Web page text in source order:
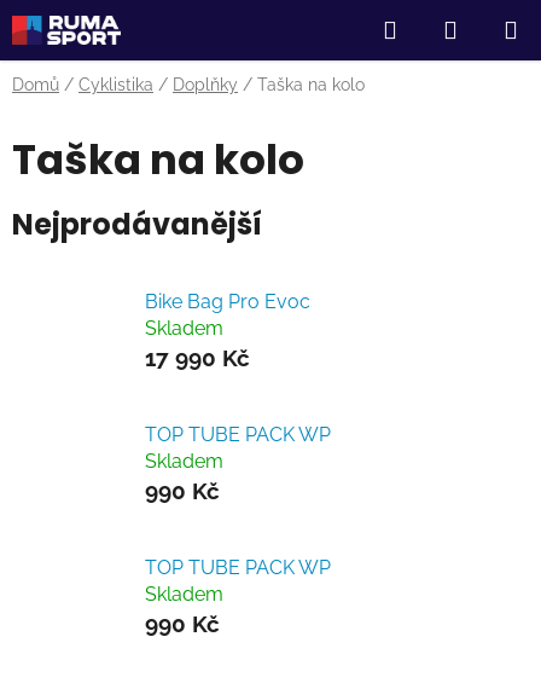
Přejít
na
obsah
Hledat
KOŠÍK
Domů / Cyklistika / Doplňky / Taška na kolo
Taška na kolo
Nejprodávanější
Bike Bag Pro Evoc
Skladem
17 990 Kč
TOP TUBE PACK WP
Skladem
990 Kč
TOP TUBE PACK WP
Skladem
990 Kč